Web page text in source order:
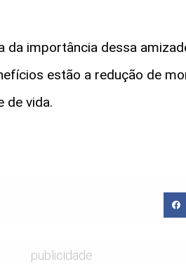
importância dessa
estão a redução de
de vida.
publicidade